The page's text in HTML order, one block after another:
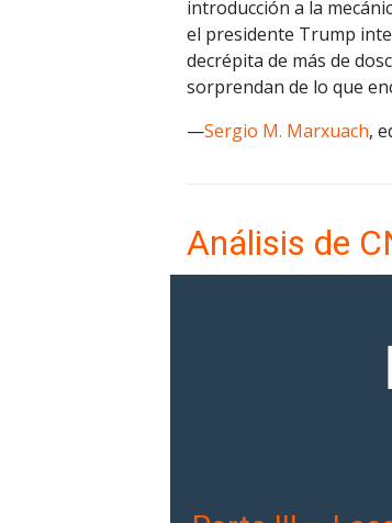
introducción a la
el presidente Trump
decrépita de más de
sorprendan de lo que
—Sergio M. Marxuach,
Análisis de